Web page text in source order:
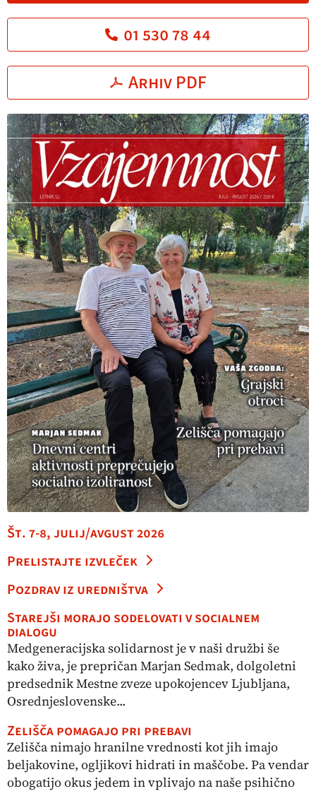
01 530 78 44
Arhiv PDF
Št. 7-8, julij/avgust 2026
Prelistajte izvleček
Pozdrav iz uredništva
Starejši morajo sodelovati v socialnem
dialogu
Medgeneracijska solidarnost je v naši družbi še
kako živa, je prepričan Marjan Sedmak, dolgoletni
predsednik Mestne zveze upokojencev Ljubljana,
Osrednjeslovenske...
Zelišča pomagajo pri prebavi
Zelišča nimajo hranilne vrednosti kot jih imajo
beljakovine, ogljikovi hidrati in maščobe. Pa vendar
obogatijo okus jedem in vplivajo na naše psihično